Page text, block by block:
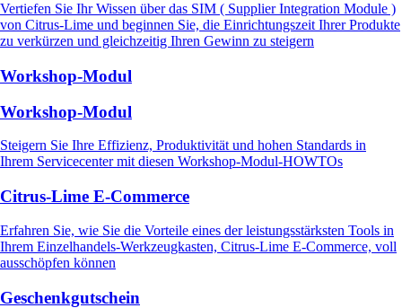
Vertiefen Sie Ihr Wissen über das SIM ( Supplier Integration Module )
von Citrus-Lime und beginnen Sie, die Einrichtungszeit Ihrer Produkte
zu verkürzen und gleichzeitig Ihren Gewinn zu steigern
Workshop-Modul
Workshop-Modul
Steigern Sie Ihre Effizienz, Produktivität und hohen Standards in
Ihrem Servicecenter mit diesen Workshop-Modul-HOWTOs
Citrus-Lime E-Commerce
Erfahren Sie, wie Sie die Vorteile eines der leistungsstärksten Tools in
Ihrem Einzelhandels-Werkzeugkasten, Citrus-Lime E-Commerce, voll
ausschöpfen können
Geschenkgutschein